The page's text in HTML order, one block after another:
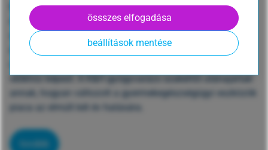
Bár a koronavírus járvány már lecsengőben van, a
nyersanyaghiány, az áremelkedés és a megnövekedett
szállítási határidők újabb nehézségeket okoztak az
egészségügynek. Átlagosan 10%-kal kerül többe egy
időkhöz képest. A K&H gyógyvarázs szakértői utánajártak
annak, hogyan változott a gyermekegészségügyi eszközök
piaca az elmúlt két év hatására.
tovább
össszes elfogadása
beállítások mentése